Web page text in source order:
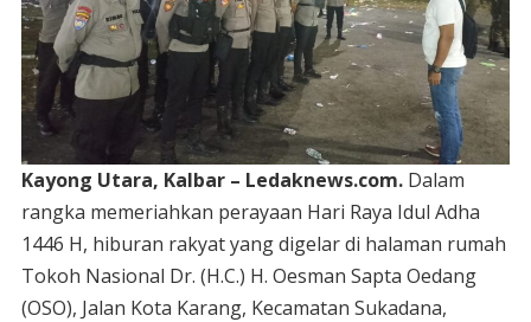
Kayong Utara, Kalbar – Ledaknews.com.Dalam
rangka memeriahkan perayaan Hari Raya Idul Adha
1446 H, hiburan rakyat yang digelar di halaman rumah
Tokoh Nasional Dr. (H.C.) H. Oesman Sapta Oedang
(OSO), Jalan Kota Karang, Kecamatan Sukadana,